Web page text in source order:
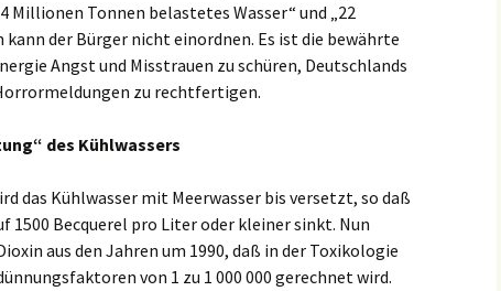
Millionen Tonnen belastetes Wasser“ und „22
kann der Bürger nicht einordnen. Es ist die bewährte
Angst und Misstrauen zu schüren, Deutschlands
zu rechtfertigen.
des Kühlwassers
das Kühlwasser mit Meerwasser bis versetzt, so daß
Becquerel pro Liter oder kleiner sinkt. Nun
aus den Jahren um 1990, daß in der Toxikologie
von 1 zu 1 000 000 gerechnet wird.